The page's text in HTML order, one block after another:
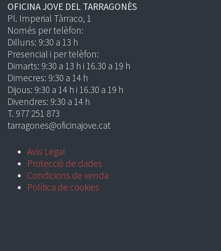
OFICINA JOVE DEL TARRAGONÈS
Pl. Imperial Tàrraco, 1
Només per telèfon:
Dilluns: 9:30 a 13 h
Presencial i per telèfon:
Dimarts: 9:30 a 13 h i 16.30 a 19 h
Dimecres: 9:30 a 14 h
Dijous: 9:30 a 14 h i 16.30 a 19 h
Divendres: 9:30 a 14 h
T. 977 251 873
tarragones@oficinajove.cat
Avís Legal
Protecció de dades
Condicions de venda
Política de cookies